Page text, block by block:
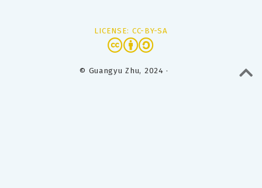
LICENSE: CC-BY-SA
© Guangyu Zhu, 2024 ·